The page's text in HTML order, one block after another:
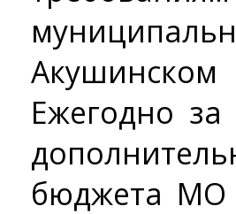
Ежегодно
бюджета МО